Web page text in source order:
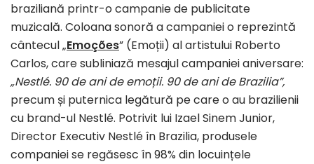
braziliană printr-o campanie de publicitate
muzicală. Coloana sonoră a campaniei o reprezintă
cântecul „Emoções” (Emoții) al artistului Roberto
Carlos, care subliniază mesajul campaniei aniversare:
„Nestlé. 90 de ani de emoții. 90 de ani de Brazilia”,
precum și puternica legătură pe care o au brazilienii
cu brand-ul Nestlé. Potrivit lui Izael Sinem Junior,
Director Executiv Nestlé în Brazilia, produsele
companiei se regăsesc în 98% din locuințele